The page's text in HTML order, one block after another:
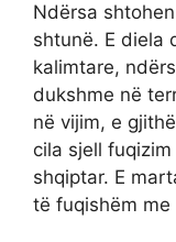
Ndërsa
shtunë. E diela
kalimtare,
dukshme në
në vijim, e
cila sjell
shqiptar. E
të fuqishëm me